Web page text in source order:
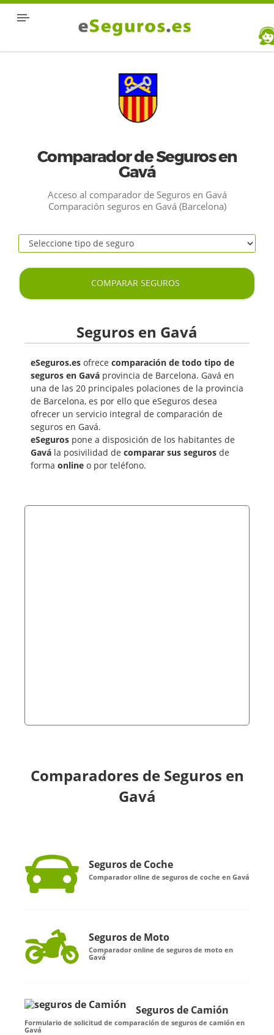
Comparador de Seguros en
Gavá
Acceso al comparador de Seguros en Gavá
Comparación seguros en Gavá (Barcelona)
COMPARAR SEGUROS
Seguros en Gavá
eSeguros.es ofrece comparación de todo tipo de
seguros en Gavá provincia de Barcelona. Gavá en
una de las 20 principales polaciones de la provincia
de Barcelona, es por ello que eSeguros desea
ofrecer un servicio integral de comparación de
seguros en Gavá.
eSeguros pone a disposición de los habitantes de
Gavá la posivilidad de comparar sus seguros de
forma online o por teléfono.
Comparadores de Seguros en
Gavá
Seguros de Coche
Comparador oline de seguros de coche en Gavá
Seguros de Moto
Comparador online de seguros de moto en
Gavá
Seguros de Camión
Formulario de solicitud de comparación de seguros de camión en
Gavá